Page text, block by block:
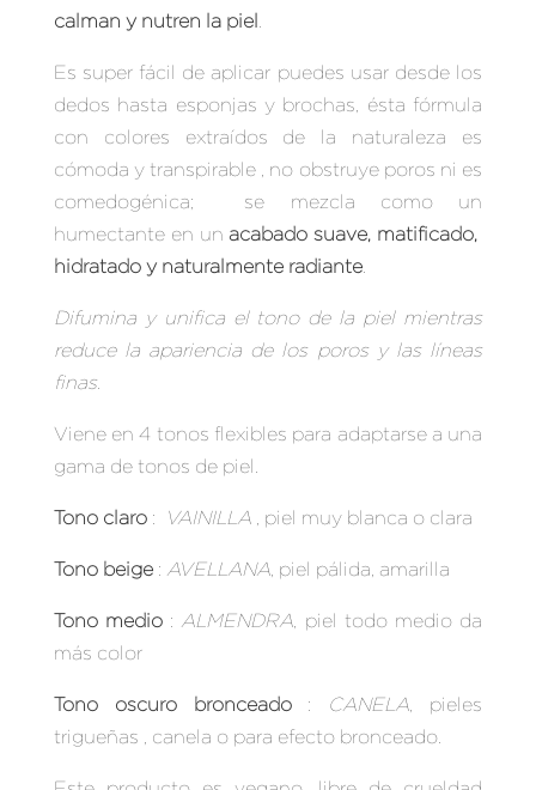
calman y nutren la piel
Es super fácil de aplicar puedes usar desde los
dedos hasta esponjas y brochas, ésta fórmula
con colores extraídos de la naturaleza es
cómoda y transpirable , no obstruye poros ni es
comedogénica; se mezcla como un
humectante en unacabado suave, matificado,
hidratado y naturalmente radiante.
Difumina y unifica el tono de la piel mientras
reduce la apariencia de los poros y las líneas
finas.
Viene en 4 tonos flexibles para adaptarse a una
gama de tonos de piel.
Tono claro: VAINILLA , piel muy blanca o clara
Tono beige: AVELLANA, piel pálida, amarilla
Tono medio : ALMENDRA , piel todo medio da
más color
Tono oscuro bronceado: CANELA , pieles
trigueñas , canela o para efecto bronceado.